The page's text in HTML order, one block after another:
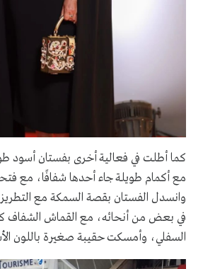
كما أطلت في فعالية أخرى بفستان أسود
مع أكمام طويلة جاء أحدها شفافًا، مع
وانسدل الفستان بقصة السمكة مع
في بعض من أنحائه، مع القماش الشفاف
السفلي، وأمسكت حقيبة صغيرة باللون